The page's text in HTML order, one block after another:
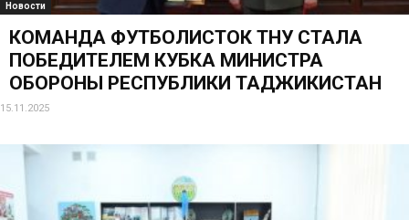
Новости
КОМАНДА ФУТБОЛИСТОК ТНУ СТАЛА
ПОБЕДИТЕЛЕМ КУБКА МИНИСТРА
ОБОРОНЫ РЕСПУБЛИКИ ТАДЖИКИСТАН
15.11.2025